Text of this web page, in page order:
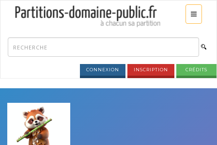
CONNEXION INSCRIPTION CRÉDITS